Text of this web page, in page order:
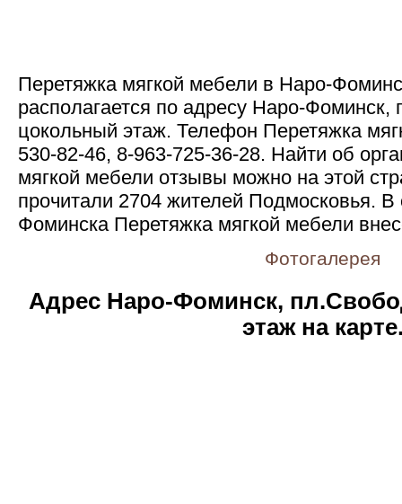
Перетяжка мягкой мебели в Наро-
располагается по адресу Наро-
цокольный этаж. Телефон Перетяжка
530-82-46, 8-963-725-36-28. Найти об
мягкой мебели отзывы можно на этой
прочитали 2704 жителей Подмосковья. В
Фоминска Перетяжка мягкой мебели
Фотогалерея
Адрес Наро-Фоминск,
этаж на